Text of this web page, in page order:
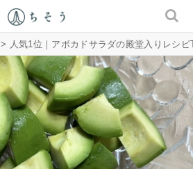
> 人気1位｜アボカドサラダの殿堂入りレシ